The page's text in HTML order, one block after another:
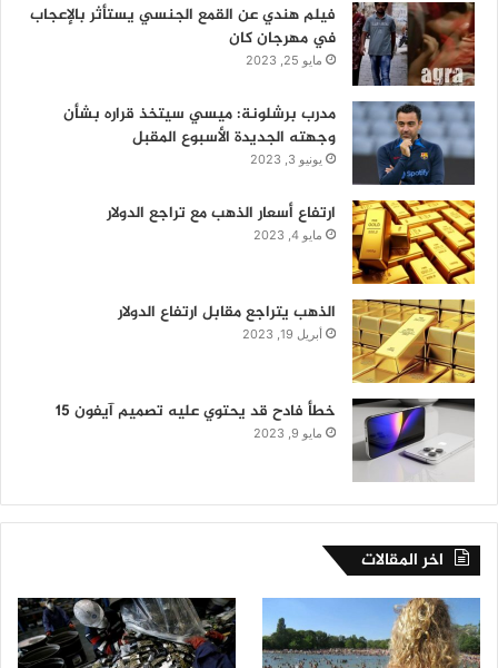
فيلم هندي عن القمع الجنسي يستأثر بالإعجاب
في مهرجان كان
مايو 25, 2023
مدرب برشلونة: ميسي سيتخذ قراره بشأن
وجهته الجديدة الأسبوع المقبل
يونيو 3, 2023
ارتفاع أسعار الذهب مع تراجع الدولار
مايو 4, 2023
الذهب يتراجع مقابل ارتفاع الدولار
أبريل 19, 2023
خطأ فادح قد يحتوي عليه تصميم آيفون 15
مايو 9, 2023
اخر المقالات